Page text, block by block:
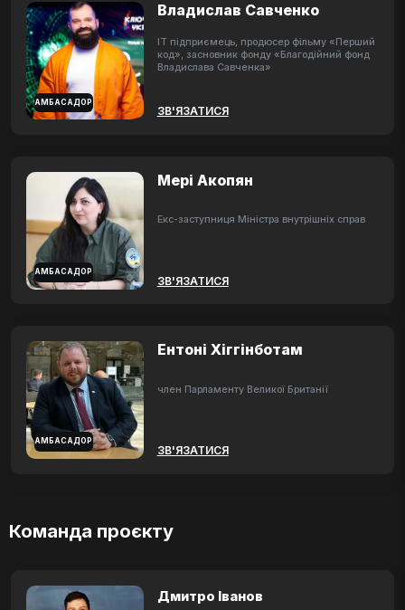
АМБАСАДОР
Владислав Савченко
ІТ підприємець, продюсер фільму «Перший
код», засновник фонду «Благодійний фонд
Владислава Савченка»
ЗВ'ЯЗАТИСЯ
АМБАСАДОР
Мері Акопян
Екс-заступниця Міністра внутрішніх справ
ЗВ'ЯЗАТИСЯ
АМБАСАДОР
Ентоні Хіггінботам
член Парламенту Великої Британії
ЗВ'ЯЗАТИСЯ
Команда проєкту
Дмитро Іванов